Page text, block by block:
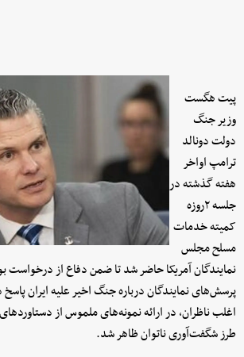
پیت هگست
وزیر جنگ
دولت دونالد
ترامپ اواخر
هفته گذشته در
جلسه ۲روزه
کمیته خدمات
مسلح مجلس
نمایندگان آمریکا حاضر شد تا ضمن دفاع از درخواست
پرسش‌های نمایندگان درباره جنگ اخیر علیه ایران پاسخ
اغلب ناظران، در ارائه نمونه‌های ملموس از
طرز شگفت‌آوری ناتوان ظاهر شد.